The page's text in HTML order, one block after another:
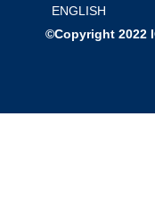
ENGLISH
©Copyright 2022